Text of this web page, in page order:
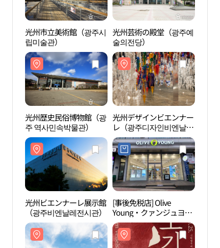
光州市立美術館（광주시
립미술관）
光州芸術の殿堂（광주예
술의전당）
光州歴史民俗博物館（광
주 역사민속박물관）
光州デザインビエンナー
レ（광주디자인비엔날
레）
光州ビエンナーレ展示館
（광주비엔날레전시관）
[事後免税店] Olive
Young・クァンジュヨン
ボン（光州龍鳳）地区店
(올리브영 광주용봉지구
점)